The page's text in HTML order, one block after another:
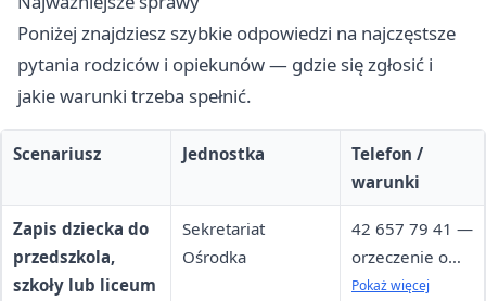
Poniżej znajdziesz szybkie odpowiedzi na najczęstsze
pytania rodziców i opiekunów — gdzie się zgłosić i
jakie warunki trzeba spełnić.
Scenariusz Jednostka
Telefon /
warunki
Zapis dziecka do
przedszkola,
szkoły lub liceum
Sekretariat
Ośrodka
42 657 79 41 —
orzeczenie o
potrzebie
Pokaż więcej